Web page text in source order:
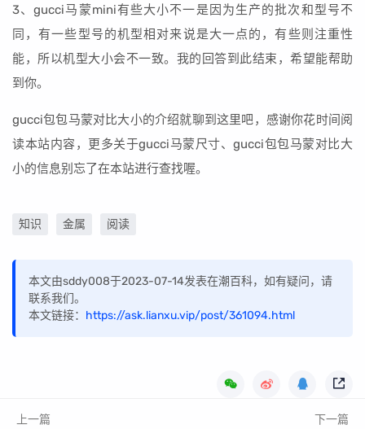
3、gucci马蒙mini有些大小不一是因为生产的批次和型号不
同，有一些型号的机型相对来说是大一点的，有些则注重性
能，所以机型大小会不一致。我的回答到此结束，希望能帮助
到你。
gucci包包马蒙对比大小的介绍就聊到这里吧，感谢你花时间阅
读本站内容，更多关于gucci马蒙尺寸、gucci包包马蒙对比大
小的信息别忘了在本站进行查找喔。
知识 金属 阅读
本文由sddy008于2023-07-14发表在潮百科，如有疑问，请
联系我们。
本文链接： https://ask.lianxu.vip/post/361094.html
上一篇
下一篇